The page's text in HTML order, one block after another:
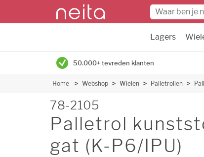
Lagers
50.000+ tevreden klanten
Home Webshop Wielen Palletrollen
78-2105
Palletrol
gat (K-P6/IPU)